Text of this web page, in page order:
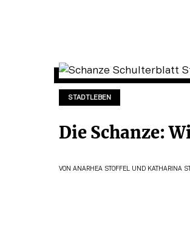
STADTLEBEN
Die Schanze:
VON ANARHEA STOFFEL UND KATHARINA